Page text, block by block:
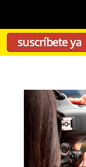
suscríbete ya